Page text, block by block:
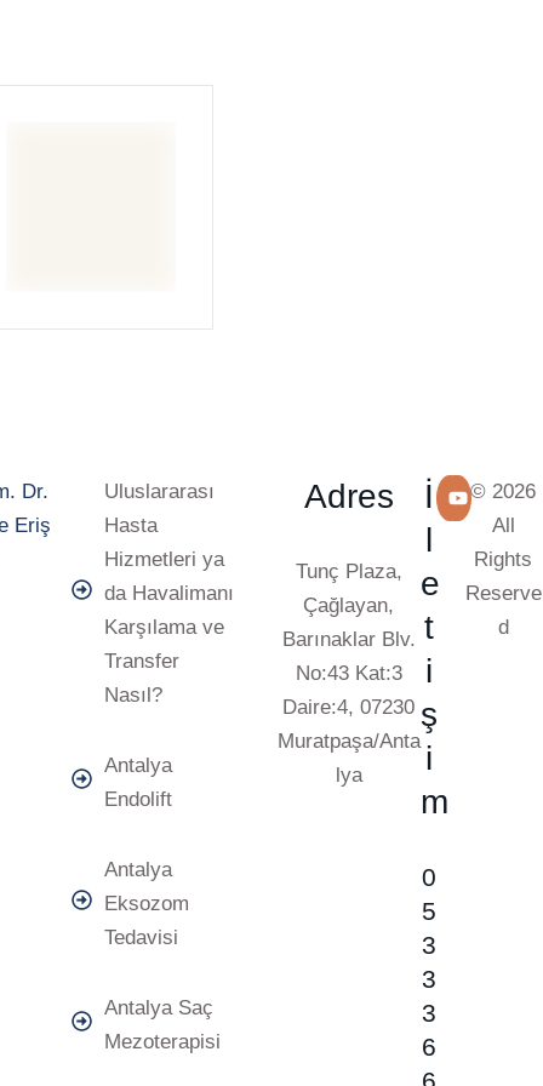
Uluslararası
Hasta
Hizmetleri ya
da Havalimanı
Karşılama ve
Transfer
Nasıl?
Antalya
Endolift
Antalya
Eksozom
Tedavisi
Antalya Saç
Mezoterapisi
Adres
Tunç Plaza,
Çağlayan,
Barınaklar Blv.
No:43 Kat:3
Daire:4, 07230
Muratpaşa/Anta
lya
İ
l
e
t
i
ş
i
m
0
5
3
3
3
6
6
© 2026
All
Rights
Reserve
d